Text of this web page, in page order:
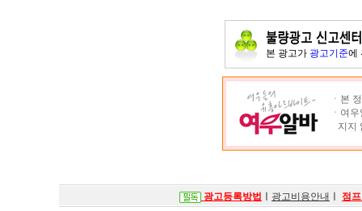
본 광고가 광고기준에
ㆍ본
ㆍ여
지지
광고등록방법 광고비용안내 점